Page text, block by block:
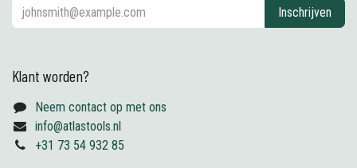
Inschrijven
Klant worden?
Neem contact op met ons
info@atlastools.nl
+31 73 54 932 85